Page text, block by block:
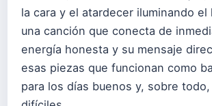
la cara y el atardecer iluminando el
una canción que conecta de
energía honesta y su mensaje
esas piezas que funcionan como
para los días buenos y, sobre